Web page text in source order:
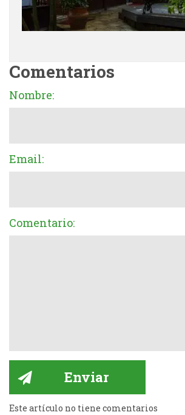
Comentarios
Nombre:
Email:
Comentario:
Este artículo no tiene comentarios